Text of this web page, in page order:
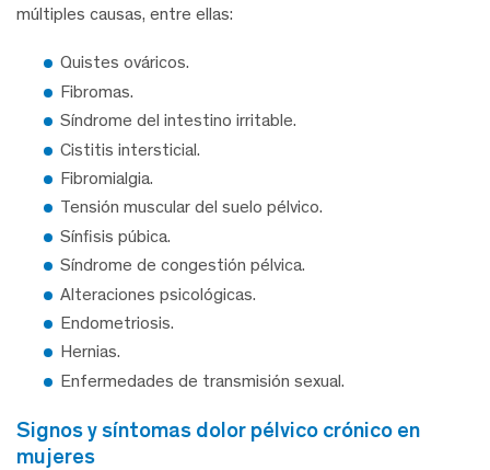
múltiples causas, entre ellas:
Quistes ováricos.
Fibromas.
Síndrome del intestino irritable.
Cistitis intersticial.
Fibromialgia.
Tensión muscular del suelo pélvico.
Sínfisis púbica.
Síndrome de congestión pélvica.
Alteraciones psicológicas.
Endometriosis.
Hernias.
Enfermedades de transmisión sexual.
signos y síntomas dolor pélvico crónico en
mujeres